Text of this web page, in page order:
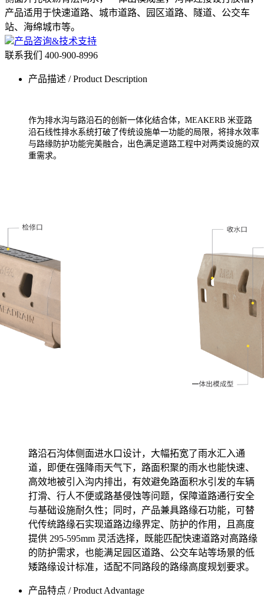
产品适用于快速道路、城市道路、园区道路、隧道、公交车
站、海绵城市等。
产品咨询&技术支持
联系我们
400-900-8996
产品描述 / Product Description
作为排水沟与路沿石的创新一体化结合体，MEAKERB 米亚路
沿石线性排水系统打破了传统设施单一功能的局限，将排水效率
与路缘防护功能完美融合，出色满足道路工程中对两类设施的双
重需求。
路沿石沟体侧面进水口设计，大幅拓宽了雨水汇入通
道，即便在强降雨天气下，路面积聚的雨水也能快速、
高效地被引入沟内排出，有效避免路面积水引发的车辆
打滑、行人不便或路基侵蚀等问题，保障道路通行安全
与基础设施耐久性；同时，产品兼具路缘石功能，可替
代传统路缘石实现道路边缘界定、防护的作用，且高度
提供 295-595mm 灵活选择，既能匹配快速道路对高路缘
的防护需求，也能满足园区道路、公交车站等场景的低
矮路缘设计标准，适配不同路段的路缘高度规划要求。
产品特点 / Product Advantage